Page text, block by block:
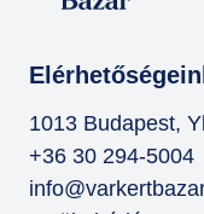
1013 Budapest,
+36 30 294-5004